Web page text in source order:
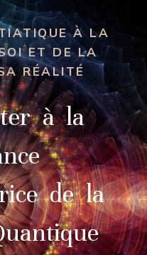
À LA
ET DE LA
RÉALITÉ
à la
de la